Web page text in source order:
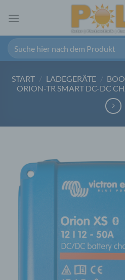
Inhalt
START / LADEGERÄTE /
ORION-TR SMART DC-DC